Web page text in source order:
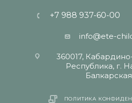
+7 988 937-60-00
info@ete-
360017,
Республика, г.
ПОЛИТИКА